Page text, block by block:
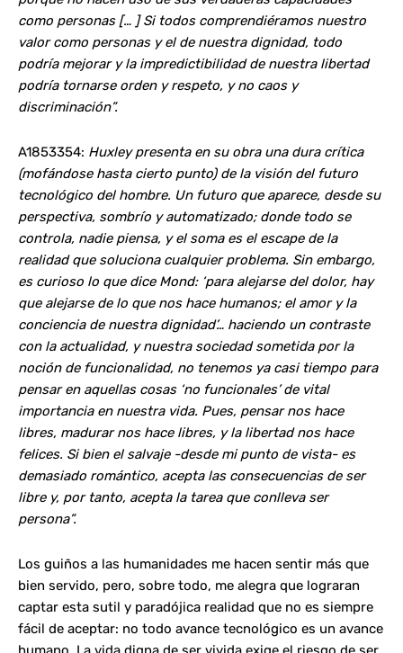
como personas [… ] Si todos comprendiéramos nuestro
valor como personas y el de nuestra dignidad, todo
podría mejorar y la impredictibilidad de nuestra libertad
podría tornarse orden y respeto, y no caos y
discriminación”.
A1853354: Huxley presenta en su obra una dura crítica
(mofándose hasta cierto punto) de la visión del futuro
tecnológico del hombre. Un futuro que aparece, desde su
perspectiva, sombrío y automatizado; donde todo se
controla, nadie piensa, y el soma es el escape de la
realidad que soluciona cualquier problema. Sin embargo,
es curioso lo que dice Mond: ‘para alejarse del dolor, hay
que alejarse de lo que nos hace humanos; el amor y la
conciencia de nuestra dignidad’… haciendo un contraste
con la actualidad, y nuestra sociedad sometida por la
noción de funcionalidad, no tenemos ya casi tiempo para
pensar en aquellas cosas ‘no funcionales’ de vital
importancia en nuestra vida. Pues, pensar nos hace
libres, madurar nos hace libres, y la libertad nos hace
felices. Si bien el salvaje -desde mi punto de vista- es
demasiado romántico, acepta las consecuencias de ser
libre y, por tanto, acepta la tarea que conlleva ser
persona”.
Los guiños a las humanidades me hacen sentir más que
bien servido, pero, sobre todo, me alegra que lograran
captar esta sutil y paradójica realidad que no es siempre
fácil de aceptar: no todo avance tecnológico es un avance